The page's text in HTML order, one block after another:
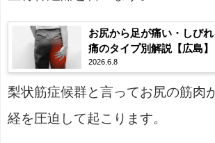
お尻から足が痛い・しび
痛のタイプ別解説【広島】
2026.6.8
梨状筋症候群と言ってお尻の筋肉
経を圧迫して起こります。